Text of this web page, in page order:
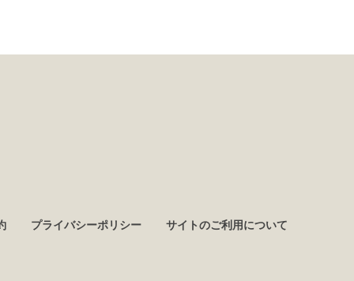
プライバシーポリシー サイトのご利用について